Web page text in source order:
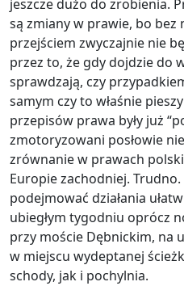
jeszcze dużo do zrobienia.
są zmiany w prawie, bo bez
przejściem zwyczajnie nie
przez to, że gdy dojdzie do
sprawdzają, czy
samym czy to właśnie
przepisów prawa były już
zmotoryzowani posłowie
zrównanie w prawach
Europie zachodniej.
podejmować działania
ubiegłym tygodniu oprócz
przy moście Dębnickim, na
w miejscu wydeptanej
schody, jak i pochylnia.